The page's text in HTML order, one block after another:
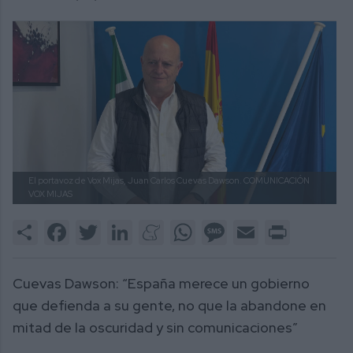
El portavoz de Vox Mijas, Juan Carlos Cuevas Dawson.COMUNICACIÓN
VOX MIJAS
Share FacebookTwitter LinkedInMeneameWhatsAppMessage
Email
Cuevas Dawson: “España merece un gobierno
que defienda a su gente, no que la abandone en
mitad de la oscuridad y sin comunicaciones”